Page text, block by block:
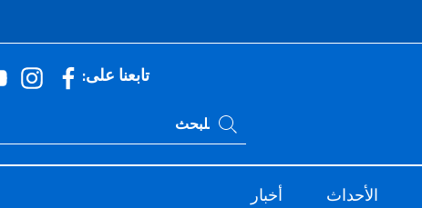
تابعنا على:
Ricerca sito live
ابحث في الموقع
الأحداث أخبار